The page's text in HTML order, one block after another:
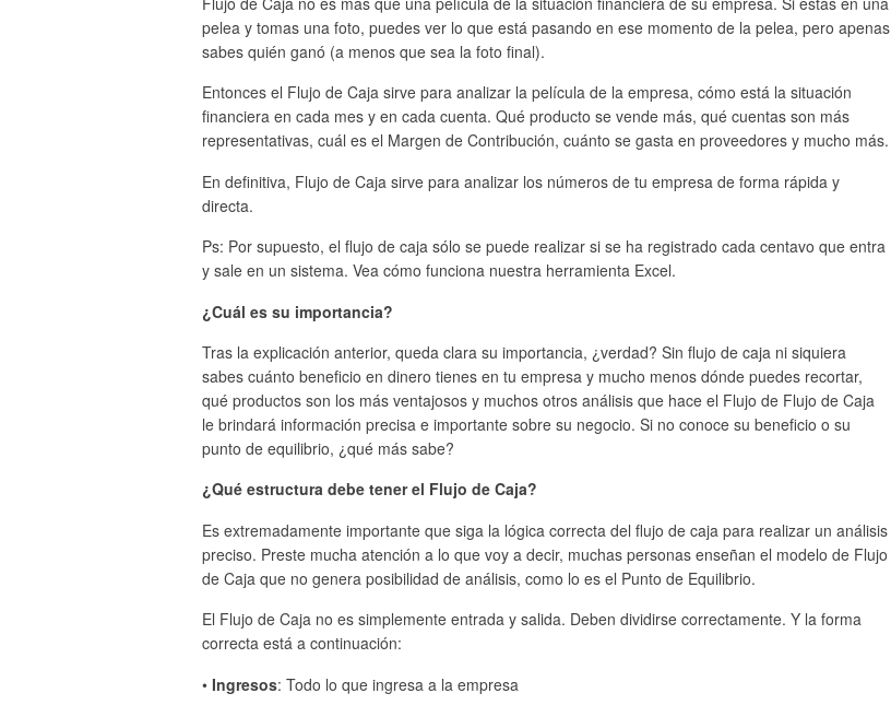
pelea y tomas una foto, puedes ver lo que está pasando en ese momento de la pelea, pero apenas
sabes quién ganó (a menos que sea la foto final).
Entonces el Flujo de Caja sirve para analizar la película de la empresa, cómo está la situación
financiera en cada mes y en cada cuenta. Qué producto se vende más, qué cuentas son más
representativas, cuál es el Margen de Contribución, cuánto se gasta en proveedores y mucho más.
En definitiva, Flujo de Caja sirve para analizar los números de tu empresa de forma rápida y
directa.
Ps: Por supuesto, el flujo de caja sólo se puede realizar si se ha registrado cada centavo que entra
y sale en un sistema. Vea cómo funciona nuestra herramienta Excel.
¿Cuál es su importancia?
Tras la explicación anterior, queda clara su importancia, ¿verdad? Sin flujo de caja ni siquiera
sabes cuánto beneficio en dinero tienes en tu empresa y mucho menos dónde puedes recortar,
qué productos son los más ventajosos y muchos otros análisis que hace el Flujo de Flujo de Caja
le brindará información precisa e importante sobre su negocio. Si no conoce su beneficio o su
punto de equilibrio, ¿qué más sabe?
¿Qué estructura debe tener el Flujo de Caja?
Es extremadamente importante que siga la lógica correcta del flujo de caja para realizar un análisis
preciso. Preste mucha atención a lo que voy a decir, muchas personas enseñan el modelo de Flujo
de Caja que no genera posibilidad de análisis, como lo es el Punto de Equilibrio.
El Flujo de Caja no es simplemente entrada y salida. Deben dividirse correctamente. Y la forma
correcta está a continuación:
• Ingresos: Todo lo que ingresa a la empresa